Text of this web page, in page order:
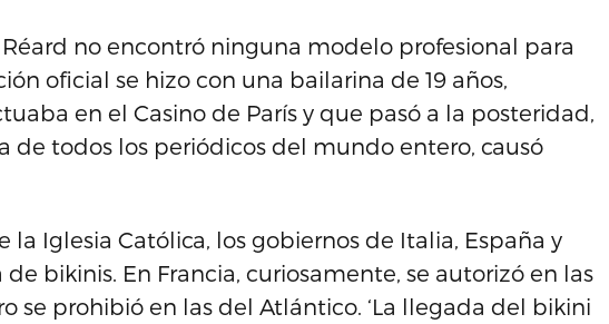
Réard no encontró ninguna modelo profesional para
oficial se hizo con una bailarina de 19 años,
en el Casino de París y que pasó a la posteridad,
de todos los periódicos del mundo entero, causó
la Iglesia Católica, los gobiernos de Italia, España y
bikinis. En Francia, curiosamente, se autorizó en las
se prohibió en las del Atlántico. ‘La llegada del bikini